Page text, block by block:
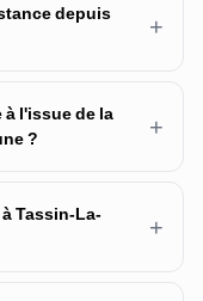
depuis
+
l'issue de la
?
+
Tassin-La-
+